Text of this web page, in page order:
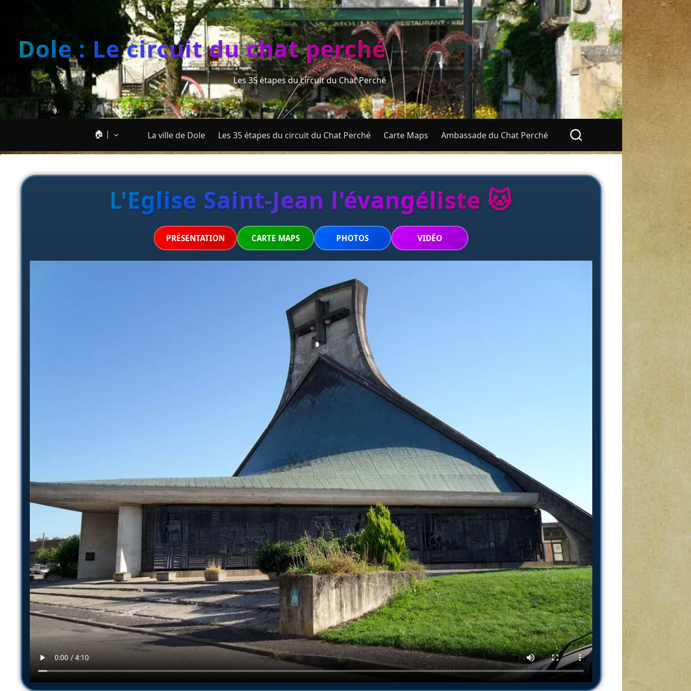
Dole : Le circuit du chat perché
Les 35 étapes du circuit du Chat Perché
🏠 | La ville de Dole Les 35 étapes du circuit du Chat Perché Carte Maps Ambassade du Chat Perché
L'Eglise Saint-Jean l'évangéliste 🐱
PRÉSENTATION CARTE MAPS PHOTOS VIDÉO